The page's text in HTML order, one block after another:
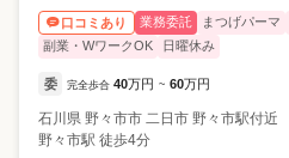
口コミあり 業務委託 まつげパーマ
副業・WワークOK
日曜休み
委 完全歩合 40万円 ~ 60万円
石川県 野々市市 二日市 野々市駅付近
野々市駅 徒歩4分